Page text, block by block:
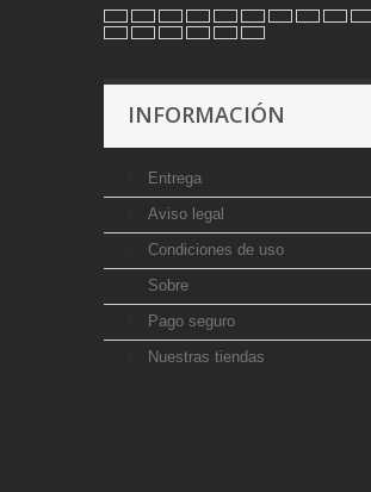
INFORMACIÓN
Entrega
Aviso legal
Condiciones de uso
Sobre
Pago seguro
Nuestras tiendas